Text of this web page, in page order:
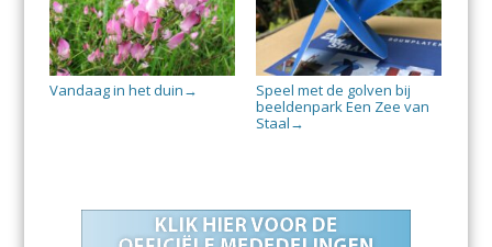
Vandaag in het duin →
Speel met de golven bij
beeldenpark Een Zee van
Staal →